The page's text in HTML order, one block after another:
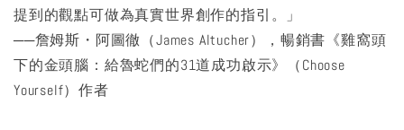
提到的觀點可做為真實世界創作的指引。」
──詹姆斯・阿圖徹（James Altucher），暢銷書《雞窩頭
下的金頭腦：給魯蛇們的31道成功啟示》（Choose
Yourself）作者